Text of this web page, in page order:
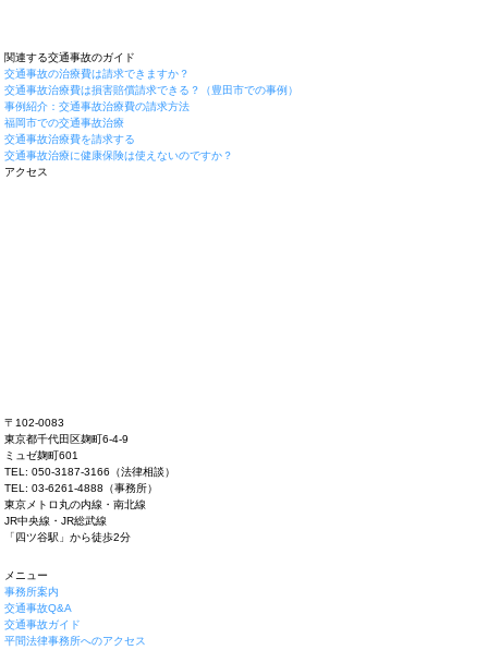
関連する交通事故のガイド
交通事故の治療費は請求できますか？
交通事故治療費は損害賠償請求できる？（豊田市での事例）
事例紹介：交通事故治療費の請求方法
福岡市での交通事故治療
交通事故治療費を請求する
交通事故治療に健康保険は使えないのですか？
アクセス
〒102-0083
東京都千代田区麹町6-4-9
ミュゼ麹町601
TEL: 050-3187-3166（法律相談）
TEL: 03-6261-4888（事務所）
東京メトロ丸の内線・南北線
JR中央線・JR総武線
「四ツ谷駅」から徒歩2分
メニュー
事務所案内
交通事故Q&A
交通事故ガイド
平間法律事務所へのアクセス